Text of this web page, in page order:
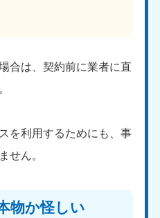
合は、契約前に業者に直
を利用するためにも、事
せん。
物か怪しい